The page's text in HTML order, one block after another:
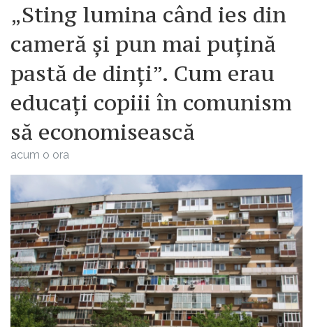
„Sting lumina când ies din
cameră și pun mai puțină
pastă de dinți”. Cum erau
educați copiii în comunism
să economisească
acum o ora